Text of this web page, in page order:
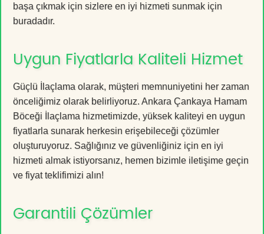
başa çıkmak için sizlere en iyi hizmeti sunmak için
buradadır.
Uygun Fiyatlarla Kaliteli Hizmet
Güçlü İlaçlama olarak, müşteri memnuniyetini her zaman
önceliğimiz olarak belirliyoruz. Ankara Çankaya Hamam
Böceği İlaçlama hizmetimizde, yüksek kaliteyi en uygun
fiyatlarla sunarak herkesin erişebileceği çözümler
oluşturuyoruz. Sağlığınız ve güvenliğiniz için en iyi
hizmeti almak istiyorsanız, hemen bizimle iletişime geçin
ve fiyat teklifimizi alın!
Garantili Çözümler